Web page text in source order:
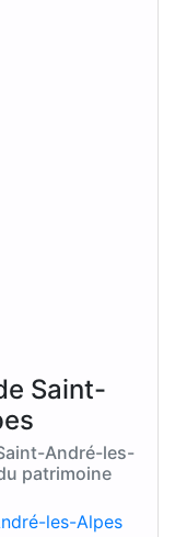
Saint-
André-les-
patrimoine